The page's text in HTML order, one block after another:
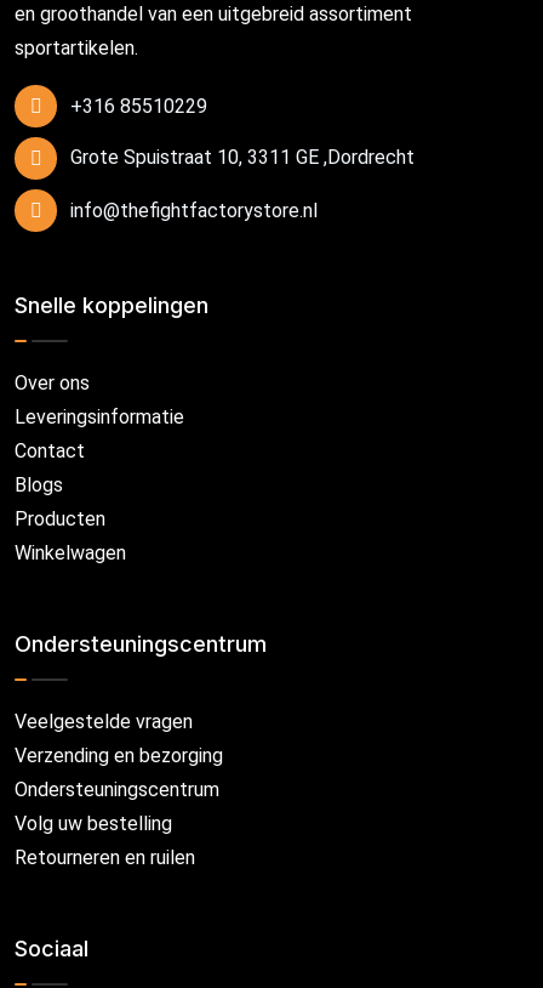
en groothandel van een uitgebreid assortiment
sportartikelen.
+316 85510229
Grote Spuistraat 10, 3311 GE ,Dordrecht
info@thefightfactorystore.nl
Snelle koppelingen
Over ons
Leveringsinformatie
Contact
Blogs
Producten
Winkelwagen
Ondersteuningscentrum
Veelgestelde vragen
Verzending en bezorging
Ondersteuningscentrum
Volg uw bestelling
Retourneren en ruilen
Sociaal